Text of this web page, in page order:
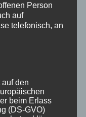
Person
auf
telefonisch, an
den
beim Erlass
(DS-GVO)